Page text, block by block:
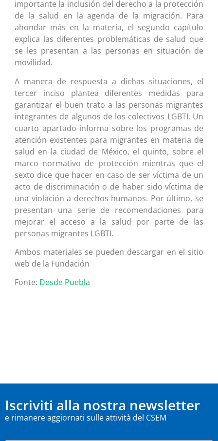
importante la inclusión del derecho a la protección
de la salud en la agenda de la migración. Para
ahondar más en la materia, el segundo capítulo
explica las diferentes problemáticas de salud que
se les presentan a las personas en situación de
movilidad.
A manera de respuesta a dichas situaciones, el
tercer inciso plantea diferentes medidas para
garantizar el buen trato a las personas migrantes
integrantes de algunos de los colectivos LGBTI. Un
cuarto apartado informa sobre los programas de
atención existentes para migrantes en materia de
salud en la ciudad de México, el quinto, sobre el
marco normativo de protección mientras que el
sexto dice que hacer en caso de ser víctima de un
acto de discriminación o de haber sido víctima de
una violación a derechos humanos. Por último, se
presentan una serie de recomendaciones para
mejorar el acceso a la salud por parte de las
personas migrantes LGBTI.
Ambos materiales se pueden descargar en el sitio
web de la Fundación
Fonte: Desde Puebla
Iscriviti alla nostra newsletter
e rimanere aggiornati sulle attività del CSEM